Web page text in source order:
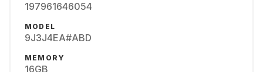
197961646054
MODEL
9J3J4EA#ABD
MEMORY
16GB